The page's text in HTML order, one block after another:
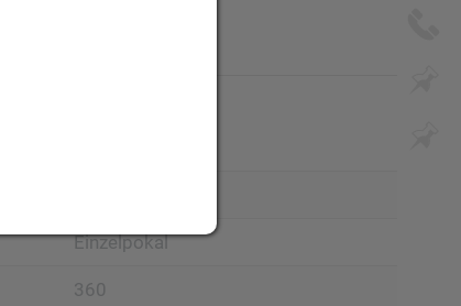
Einzelpokal
360